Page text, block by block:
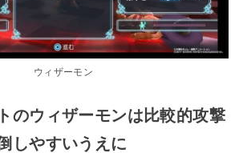
ウィザーモン
のウィザーモンは比較的攻撃
しやすいうえに